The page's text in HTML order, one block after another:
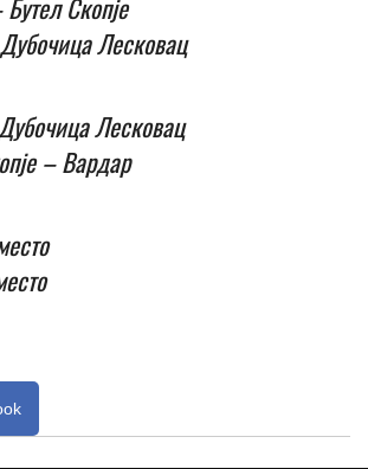
Скопје
Лесковац
Лесковац
– Вардар